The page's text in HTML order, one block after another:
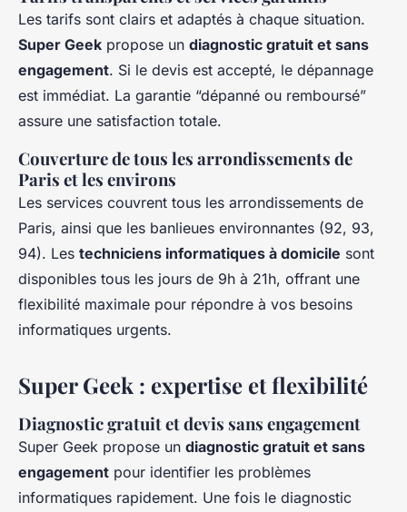
Les tarifs sont clairs et adaptés à chaque situation.
Super Geek propose un diagnostic gratuit et sans
engagement. Si le devis est accepté, le dépannage
est immédiat. La garantie “dépanné ou remboursé”
assure une satisfaction totale.
Couverture de tous les arrondissements de
Paris et les environs
Les services couvrent tous les arrondissements de
Paris, ainsi que les banlieues environnantes (92, 93,
94). Les techniciens informatiques à domicile sont
disponibles tous les jours de 9h à 21h, offrant une
flexibilité maximale pour répondre à vos besoins
informatiques urgents.
Super Geek : expertise et flexibilité
Diagnostic gratuit et devis sans engagement
Super Geek propose un diagnostic gratuit et sans
engagement pour identifier les problèmes
informatiques rapidement. Une fois le diagnostic